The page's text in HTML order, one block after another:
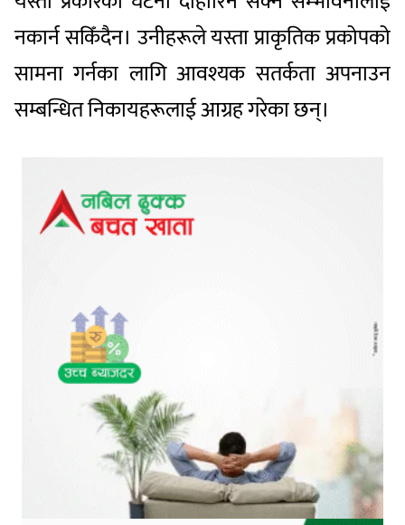
नकार्न सकिँदैन। उनीहरूले यस्ता प्राकृतिक प्रकोपको
सामना गर्नका लागि आवश्यक सतर्कता अपनाउन
सम्बन्धित निकायहरूलाई आग्रह गरेका छन्।